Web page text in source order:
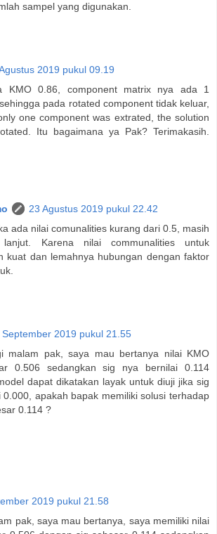
sampel yang digunakan.
2019 pukul 09.19
KMO 0.86, component matrix nya ada 1
pada rotated component tidak keluar,
one component was extrated, the solution
Itu bagaimana ya Pak? Terimakasih.
23 Agustus 2019 pukul 22.42
ada nilai comunalities kurang dari 0.5, masih
Karena nilai communalities untuk
kuat dan lemahnya hubungan dengan faktor
September 2019 pukul 21.55
malam pak, saya mau bertanya nilai KMO
0.506 sedangkan sig nya bernilai 0.114
dapat dikatakan layak untuk diuji jika sig
0.000, apakah bapak memiliki solusi terhadap
0.114 ?
2019 pukul 21.58
pak, saya mau bertanya, saya memiliki nilai